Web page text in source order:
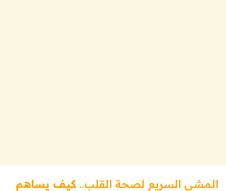
المشي السريع لصحة القلب.. كيف يساهم